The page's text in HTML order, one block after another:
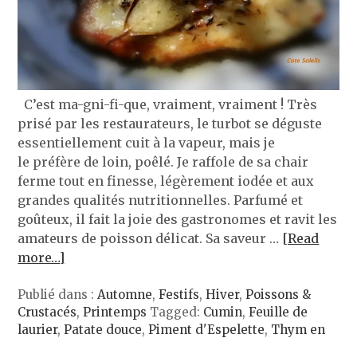
C’est ma-gni-fi-que, vraiment, vraiment ! Très
prisé par les restaurateurs, le turbot se déguste
essentiellement cuit à la vapeur, mais je
le préfère de loin, poêlé. Je raffole de sa chair
ferme tout en finesse, légèrement iodée et aux
grandes qualités nutritionnelles. Parfumé et
goûteux, il fait la joie des gastronomes et ravit les
amateurs de poisson délicat. Sa saveur … [Read
more…]
Publié dans : Automne,Festifs,Hiver,Poissons &
Crustacés,Printemps Tagged: Cumin,Feuille de
laurier,Patate douce,Piment d'Espelette, Thym en